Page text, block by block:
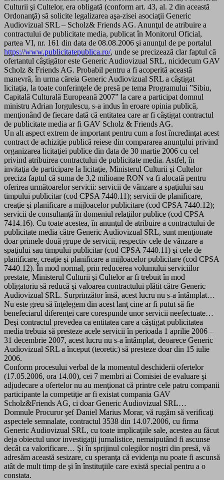
Culturii şi Cultelor, era obligată (conform art. 43, al. 2 din această
Ordonanţă) să solicite legalizarea aşa-zisei asociaţii Generic
Audiovizual SRL – Scholz& Friends AG. Anunţul de atribuire a
contractului de publicitate media, publicat în Monitorul Oficial,
partea VI, nr. 161 din data de 08.08.2006 şi anunţul de pe portalul
https://www.publicitatepublica.ro/, unde se precizează clar faptul că
ofertantul câştigător este Generic Audiovizual SRL, nicidecum GAV
Scholz & Friends AG. Probabil pentru a fi acoperită această
manevră, în urma căreia Generic Audiovizual SRL a câştigat
licitaţia, la toate conferinţele de presă pe tema Programului ”Sibiu,
Capitală Culturală Europeană 2007” la care a participat domnul
ministru Adrian Iorgulescu, s-a indus în eroare opinia publică,
menţionând de fiecare dată că entitatea care ar fi câştigat contractul
de publicitate media ar fi GAV Scholz & Friends AG.
Un alt aspect extrem de important pentru cum a fost încredinţat acest
contract de achiziţie publică reiese din compararea anunţului privind
organizarea licitaţiei publice din data de 30 martie 2006 cu cel
privind atribuirea contractului de publicitate media. Astfel, în
invitaţia de participare la licitaţie, Ministerul Culturii şi Cultelor
preciza faptul că suma de 3,2 milioane RON va fi alocată pentru
oferirea următoarelor servicii: servicii de vânzare a spaţiului sau
timpului publicitar (cod CPSA 7440.11); servicii de planificare,
creaţie şi planificare a mijloacelor publicitare (cod CPSA 7440.12);
servicii de consultanţă în domeniul relaţiilor publice (cod CPSA
7414.16). Cu toate acestea, în anunţul de atribuire a contractului de
publicitate media către Generic Audiovizual SRL, sunt menţionate
doar primele două grupe de servicii, respectiv cele de vânzare a
spaţiului sau timpului publicitar (cod CPSA 7440.11) şi cele de
planificare, creaţie şi planificare a mijloacelor publicitare (cod CPSA
7440.12). În mod normal, prin reducerea volumului serviciilor
prestate, Ministerul Culturii şi Cultelor ar fi trebuit în mod
obligatoriu să reducă şi valoarea contractului plătit către Generic
Audiovizual SRL. Surprinzător însă, acest lucru nu s-a întâmplat…
Nu este greu să înţelegem din acest lanţ cine ar fi putut să fie
benefeciarul diferenţei care corespunde unor servicii neefectuate…
Deşi contractul prevedea ca entitatea care a câştigat publicitatea
media trebuia să presteze acele servicii în perioada 1 aprilie 2006 –
31 decembrie 2007, acest lucru nu s-a întâmplat, deoarece Generic
Audiovizual SRL a început (teoretic) să presteze doar din 15 iulie
2006.
Conform procesului verbal de la momentul deschiderii ofertelor
(17.05.2006, ora 14.00), cei 7 membri ai Comisiei de evaluare şi
adjudecare a ofertelor nu au menţionat că printre cele patru companii
participante la competiţie ar fi existat compania GAV
Scholz&Friends AG, ci doar Generic Audiovizual SRL…
Domnule Procuror şef Daniel Marius Morar, vă rugăm să verificaţi
aspectele semnalate, contractul 3538 din 14.07.2006, cu firma
Generic Audiovizual SRL, cu toate implicaţiile sale, acestea au făcut
deja obiectul unor investigaţii jurnalistice, nemaiputând fi ascunse
decât ca valorificare… Şi în sprijinul colegilor noştri din presă, vă
adresăm această sesizare, cu speranţa că evidenţa nu poate fi ascunsă
atât de mult timp de şi în înstituţiile care există special pentru a o
constata.